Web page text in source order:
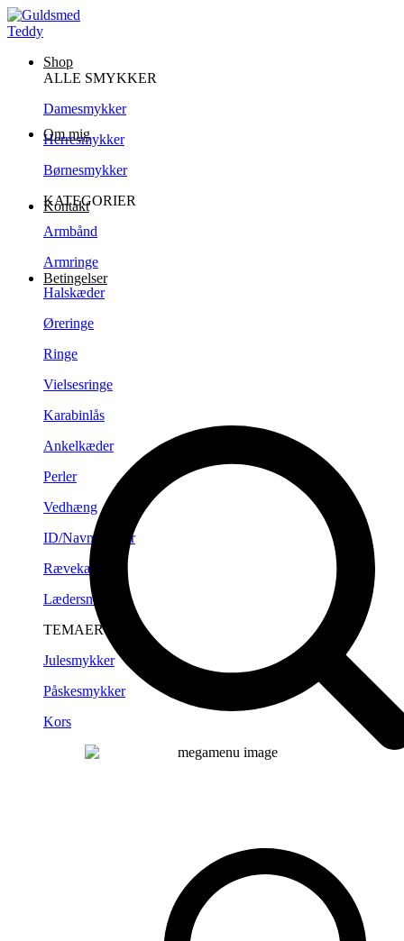
Shop
ALLE SMYKKER
Damesmykker
Herresmykker
Børnesmykker
KATEGORIER
Armbånd
Armringe
Halskæder
Øreringe
Ringe
Vielsesringe
Karabinlås
Ankelkæder
Perler
Vedhæng
ID/Navneplader
Rævekæder
Lædersnørre
TEMAER
Julesmykker
Påskesmykker
Kors
Om mig
Kontakt
Betingelser